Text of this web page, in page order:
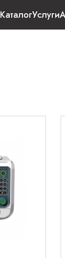
КаталогУслуги